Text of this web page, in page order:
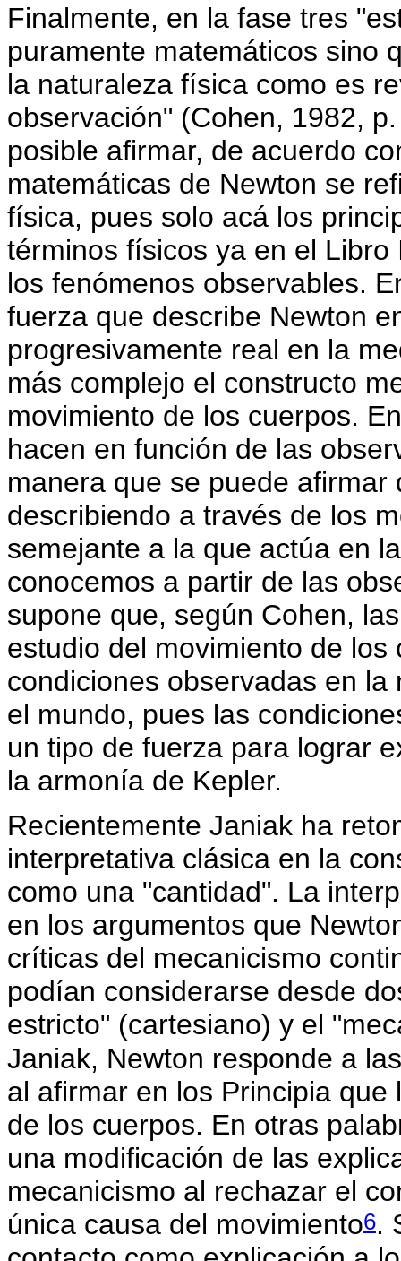
Finalmente, en la fase tres
puramente matemáticos sino
la naturaleza física como es
observación" (Cohen, 1982,
posible afirmar, de acuerdo
matemáticas de Newton se
física, pues solo acá los
términos físicos ya en el
los fenómenos observables.
fuerza que describe Newton
progresivamente real en la
más complejo el constructo
movimiento de los cuerpos.
hacen en función de las
manera que se puede
describiendo a través de los
semejante a la que actúa en
conocemos a partir de las
supone que, según Cohen,
estudio del movimiento de
condiciones observadas en
el mundo, pues las
un tipo de fuerza para lograr
la armonía de Kepler.
Recientemente Janiak ha
interpretativa clásica en la
como una "cantidad". La
en los argumentos que
críticas del mecanicismo
podían considerarse desde
estricto" (cartesiano) y el
Janiak, Newton responde a
al afirmar en los Principia
de los cuerpos. En otras
una modificación de las
mecanicismo al rechazar el
única causa del movimiento6.